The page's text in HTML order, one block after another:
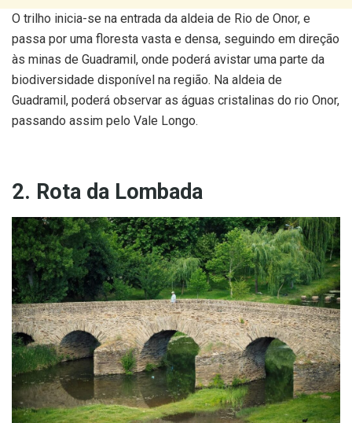
O trilho inicia-se na entrada da aldeia de Rio de Onor, e
passa por uma floresta vasta e densa, seguindo em direção
às minas de Guadramil, onde poderá avistar uma parte da
biodiversidade disponível na região. Na aldeia de
Guadramil, poderá observar as águas cristalinas do rio Onor,
passando assim pelo Vale Longo.
2. Rota da Lombada